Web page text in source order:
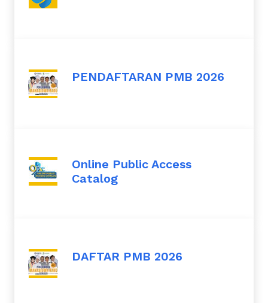
PENDAFTARAN PMB 2026
Online Public Access
Catalog
DAFTAR PMB 2026